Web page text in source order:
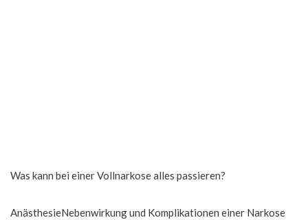
Was kann bei einer Vollnarkose alles passieren?
AnästhesieNebenwirkung und Komplikationen einer Narkose